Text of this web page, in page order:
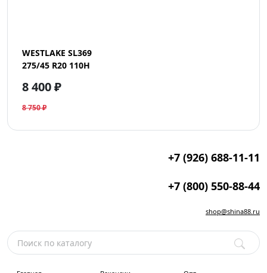
WESTLAKE SL369
275/45 R20 110H
8 400 ₽
8 750 ₽
+7 (926) 688-11-11
+7 (800) 550-88-44
shop@shina88.ru